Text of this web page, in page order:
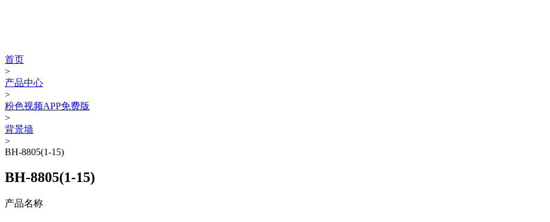
首页
>
产品中心
>
粉色视频APP免费版
>
背景墙
>
BH-8805(1-15)
BH-8805(1-15)
产品名称